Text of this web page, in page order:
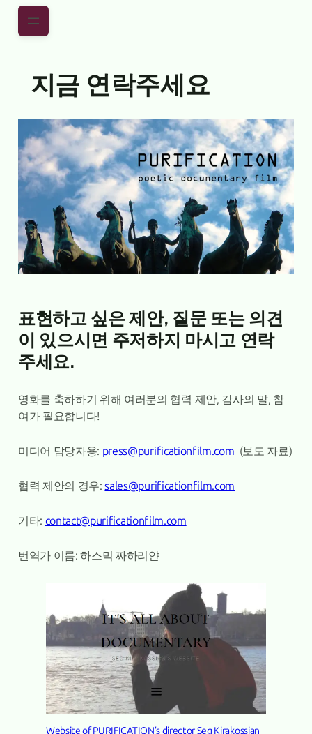
Skip to main content
Skip to footer
지금 연락주세요
표현하고 싶은 제안, 질문 또는 의견
이 있으시면 주저하지 마시고 연락
주세요.
영화를 축하하기 위해 여러분의 협력 제안, 감사의 말, 참
여가 필요합니다!
미디어 담당자용: press@purificationfilm.com (보도 자료)
협력 제안의 경우:sales@purificationfilm.com
기타: contact@purificationfilm.com
번역가 이름: 하스믹 짜하리얀
Website of PURIFICATION’s director Seg Kirakossian